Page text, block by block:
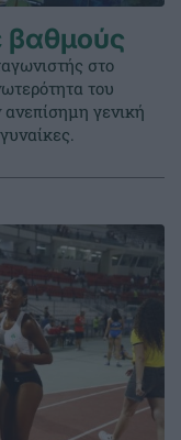
βαθμούς
στο
του
γενική